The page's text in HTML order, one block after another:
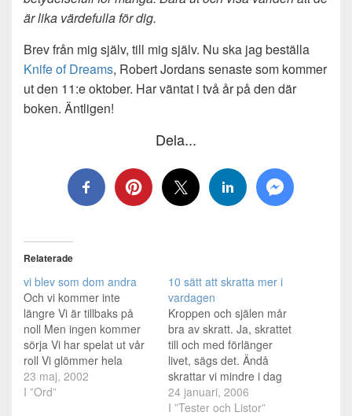
är lika värdefulla för dig.
Brev från mig själv, till mig själv. Nu ska jag beställa
Knife of Dreams, Robert Jordans senaste som kommer
ut den 11:e oktober. Har väntat i två år på den där
boken. Äntligen!
Dela...
Relaterade
vi blev som dom andra
Och vi kommer inte
längre Vi är tillbaks på
noll Men ingen kommer
sörja Vi har spelat ut vår
roll Vi glömmer hela
skiten Det betyder
ingenting Vi skulle kommit
23 maj, 2002
I ”Ord”
10 sätt att skratta mer i
vardagen
Kroppen och själen mår
bra av skratt. Ja, skrattet
till och med förlänger
livet, sägs det. Ändå
skrattar vi mindre i dag
än för 20 år sedan. Det
roliga är att du själv kan
24 januari, 2006
I ”Tester och Listor”